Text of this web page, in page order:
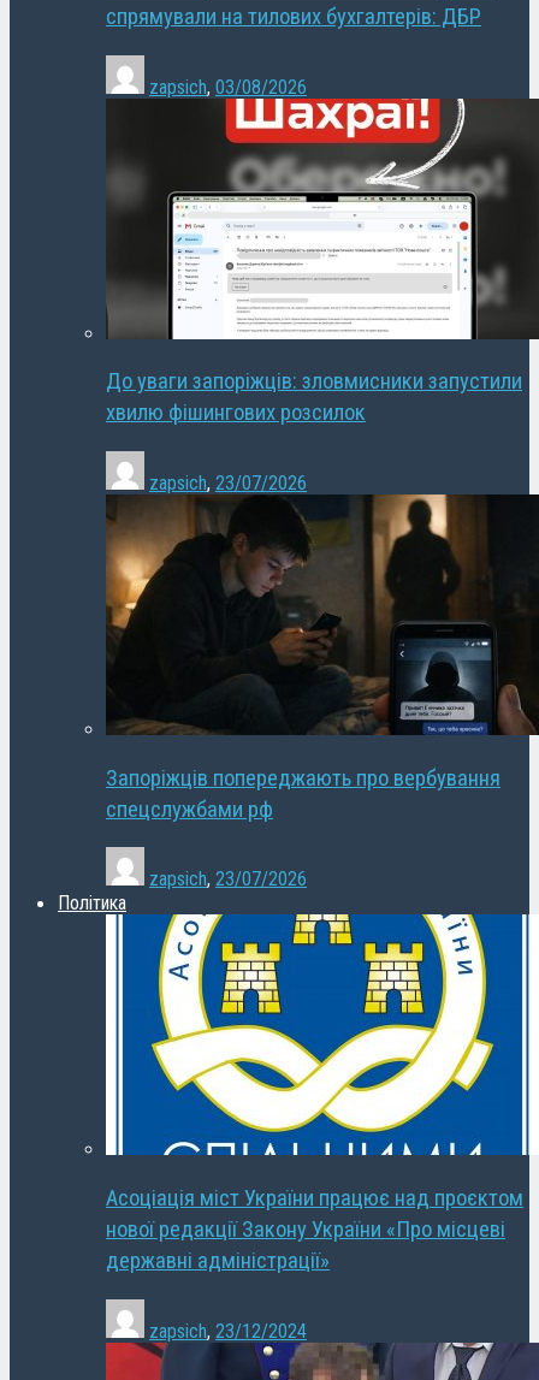
спрямували на тилових бухгалтерів: ДБР
zapsich, 03/08/2026
До уваги запоріжців: зловмисники запустили
хвилю фішингових розсилок
zapsich, 23/07/2026
Запоріжців попереджають про вербування
спецслужбами рф
zapsich, 23/07/2026
Політика
Асоціація міст України працює над проєктом
нової редакції Закону України «Про місцеві
державні адміністрації»
zapsich, 23/12/2024